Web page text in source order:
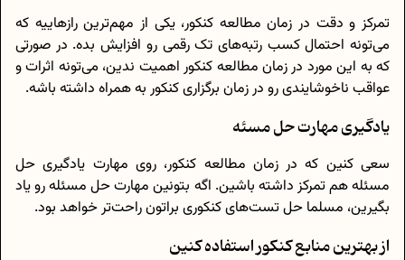
تمرکز و دقت در زمان مطالعه کنکور، یکی از مهم‌ترین رازهاییه که
می‌تونه احتمال کسب رتبه‌های تک رقمی رو افزایش بده. در صورتی
که به این مورد در زمان مطالعه کنکور اهمیت ندین، می‌تونه اثرات و
عواقب ناخوشایندی رو در زمان برگزاری کنکور به همراه داشته باشه.
یادگیری مهارت حل مسئه
سعی کنین که در زمان مطالعه کنکور، روی مهارت یادگیری حل
مسئله هم تمرکز داشته باشین. اگه بتونین مهارت حل مسئله رو یاد
بگیرین، مسلما حل تست‌های کنکوری براتون راحت‌تر خواهد بود.
از بهترین منابع کنکور استفاده کنین